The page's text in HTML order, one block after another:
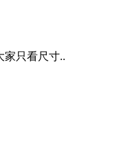
家只看尺寸..